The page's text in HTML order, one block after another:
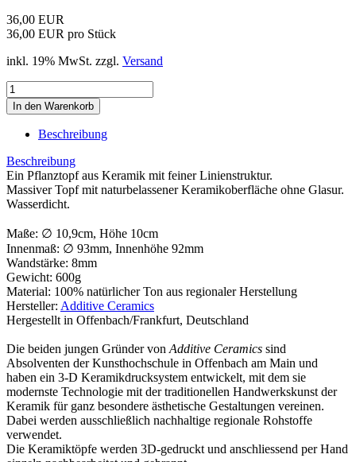
36,00 EUR
36,00 EUR pro Stück
inkl. 19% MwSt. zzgl. Versand
Beschreibung
Beschreibung
Ein Pflanztopf aus Keramik mit feiner Linienstruktur.
Massiver Topf mit naturbelassener Keramikoberfläche ohne Glasur.
Wasserdicht.
Maße: ∅ 10,9cm, Höhe 10cm
Innenmaß: ∅ 93mm, Innenhöhe 92mm
Wandstärke: 8mm
Gewicht: 600g
Material: 100% natürlicher Ton aus regionaler Herstellung
Hersteller: Additive Ceramics
Hergestellt in Offenbach/Frankfurt, Deutschland
Die beiden jungen Gründer von Additive Ceramics sind
Absolventen der Kunsthochschule in Offenbach am Main und
haben ein 3-D Keramikdrucksystem entwickelt, mit dem sie
modernste Technologie mit der traditionellen Handwerkskunst der
Keramik für ganz besondere ästhetische Gestaltungen vereinen.
Dabei werden ausschließlich nachhaltige regionale Rohstoffe
verwendet.
Die Keramiktöpfe werden 3D-gedruckt und anschliessend per Hand